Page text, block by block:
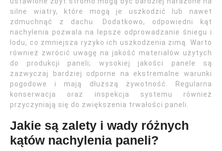
silne wiatry, które mogą je uszkodzić lub nawet
zdmuchnąć z dachu. Dodatkowo, odpowiedni kąt
nachylenia pozwala na lepsze odprowadzanie śniegu i
lodu, co zmniejsza ryzyko ich uszkodzenia zimą. Warto
również zwrócić uwagę na jakość materiałów użytych
do produkcji paneli; wysokiej jakości panele są
zazwyczaj bardziej odporne na ekstremalne warunki
pogodowe i mają dłuższą żywotność. Regularna
konserwacja oraz inspekcja systemu również
przyczyniają się do zwiększenia trwałości paneli.
Jakie są zalety i wady różnych
kątów nachylenia paneli?